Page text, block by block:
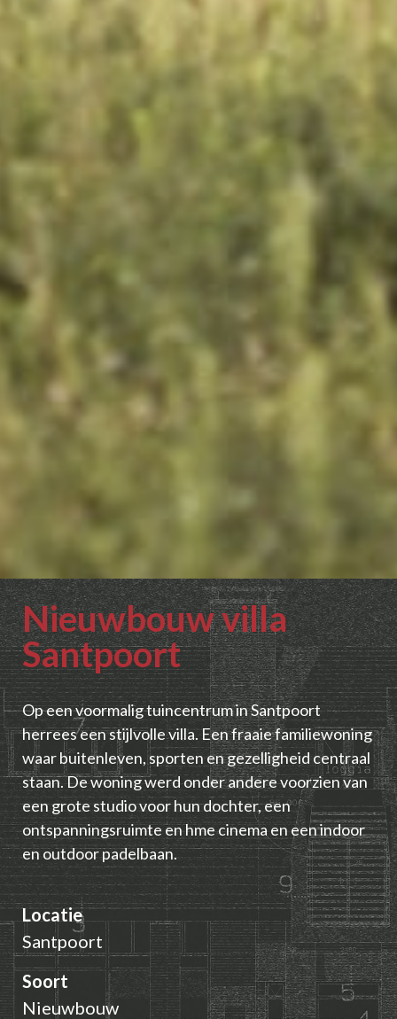
Nieuwbouw villa
Santpoort
Op een voormalig tuincentrum in Santpoort
herrees een stijlvolle villa. Een fraaie familiewoning
waar buitenleven, sporten en gezelligheid centraal
staan. De woning werd onder andere voorzien van
een grote studio voor hun dochter, een
ontspanningsruimte en hme cinema en een indoor
en outdoor padelbaan.
Locatie
Santpoort
Soort
Nieuwbouw